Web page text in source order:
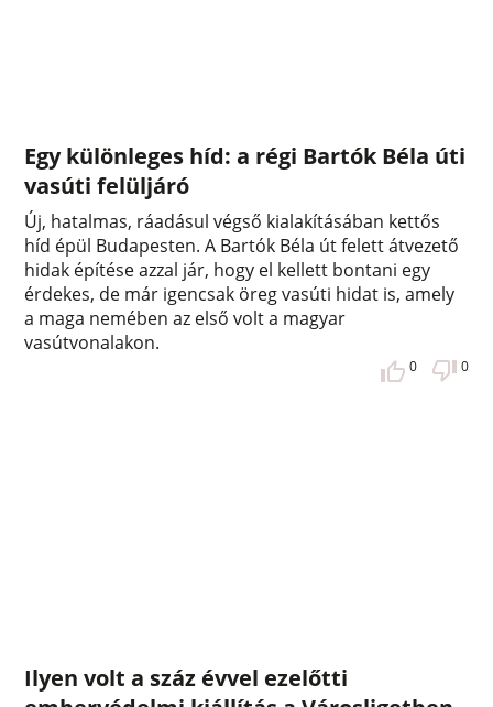
Egy különleges híd: a régi Bartók Béla úti
vasúti felüljáró
Új, hatalmas, ráadásul végső kialakításában kettős
híd épül Budapesten. A Bartók Béla út felett átvezető
hidak építése azzal jár, hogy el kellett bontani egy
érdekes, de már igencsak öreg vasúti hidat is, amely
a maga nemében az első volt a magyar
vasútvonalakon.
0 0
Ilyen volt a száz évvel ezelőtti